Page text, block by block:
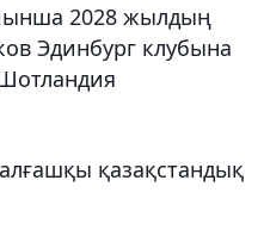
2028 жылдың
Эдинбург клубына
қазақстандық